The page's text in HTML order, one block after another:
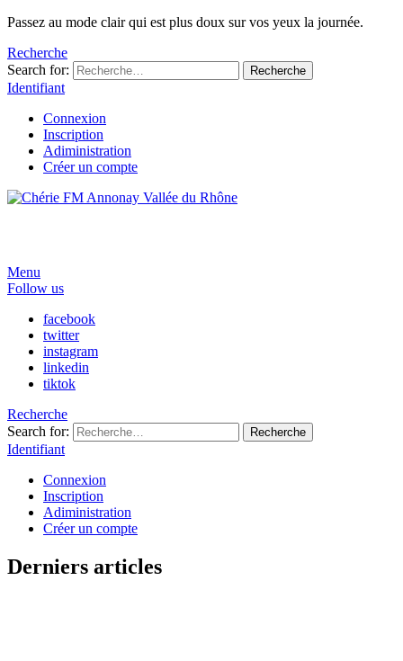
Passez au mode clair qui est plus doux sur vos yeux la journée.
Recherche
Search for:
Recherche
Identifiant
Connexion
Inscription
Adiministration
Créer un compte
Menu
Follow us
facebook
twitter
instagram
linkedin
tiktok
Recherche
Search for:
Recherche
Identifiant
Connexion
Inscription
Adiministration
Créer un compte
Derniers articles